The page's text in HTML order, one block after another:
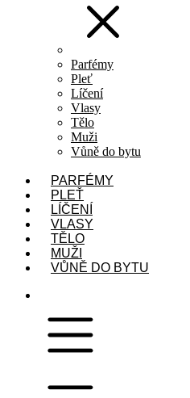
Parfémy
Pleť
Líčení
Vlasy
Tělo
Muži
Vůně do bytu
PARFÉMY
PLEŤ
LÍČENÍ
VLASY
TĚLO
MUŽI
VŮNĚ DO BYTU